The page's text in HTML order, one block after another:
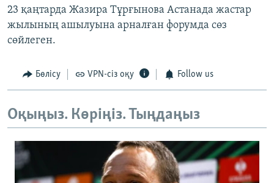
23 қаңтарда Жазира Тұрғынова Астанада жастар
жылының ашылуына арналған форумда сөз
сөйлеген.
Бөлісу VPN-сіз оқу Follow us
Оқыңыз. Көріңіз. Тыңдаңыз